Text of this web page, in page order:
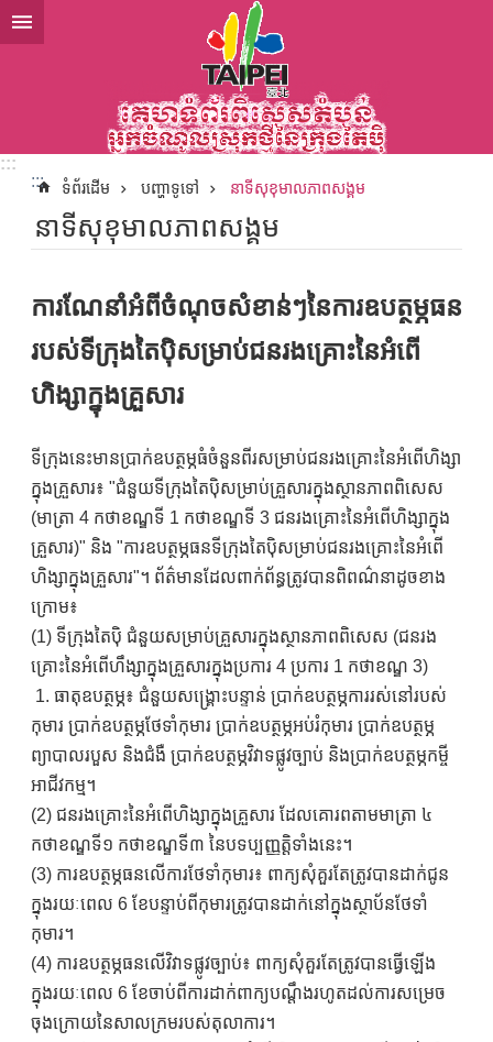
ទៅកាន់មាតិកាប្លុកមាតិកាសំខាន់
:::
:::
ទំព័រដើម បញ្ហាទូទៅ នាទីសុខុមាលភាពសង្គម
នាទីសុខុមាលភាពសង្គម
ការណែនាំអំពីចំណុចសំខាន់ៗនៃការឧបត្ថម្ភធន
របស់ទីក្រុងតៃប៉ិសម្រាប់ជនរងគ្រោះនៃអំពើ
ហិង្សាក្នុងគ្រួសារ
ទីក្រុងនេះមានប្រាក់ឧបត្ថម្ភធំចំនួនពីរសម្រាប់ជនរងគ្រោះនៃអំពើហិង្សា
ក្នុងគ្រួសារ៖ "ជំនួយទីក្រុងតៃប៉ិសម្រាប់គ្រួសារក្នុងស្ថានភាពពិសេស
(មាត្រា 4 កថាខណ្ឌទី 1 កថាខណ្ឌទី 3 ជនរងគ្រោះនៃអំពើហិង្សាក្នុង
គ្រួសារ)" និង "ការឧបត្ថម្ភធនទីក្រុងតៃប៉ិសម្រាប់ជនរងគ្រោះនៃអំពើ
ហិង្សាក្នុងគ្រួសារ"។ ព័ត៌មានដែលពាក់ព័ន្ធត្រូវបានពិពណ៌នាដូចខាង
ក្រោម៖
(1) ទីក្រុងតៃប៉ិ ជំនួយសម្រាប់គ្រួសារក្នុងស្ថានភាពពិសេស (ជនរង
គ្រោះនៃអំពើហឹង្សាក្នុងគ្រួសារក្នុងប្រការ 4 ប្រការ 1 កថាខណ្ឌ 3)
1. ធាតុឧបត្ថម្ភ៖ ជំនួយសង្គ្រោះបន្ទាន់ ប្រាក់ឧបត្ថម្ភការរស់នៅរបស់
កុមារ ប្រាក់ឧបត្ថម្ភថែទាំកុមារ ប្រាក់ឧបត្ថម្ភអប់រំកុមារ ប្រាក់ឧបត្ថម្ភ
ព្យាបាលរបួស និងជំងឺ ប្រាក់ឧបត្ថម្ភវិវាទផ្លូវច្បាប់ និងប្រាក់ឧបត្ថម្ភកម្ចី
អាជីវកម្ម។
(2) ជនរងគ្រោះនៃអំពើហិង្សាក្នុងគ្រួសារ ដែលគោរពតាមមាត្រា ៤
កថាខណ្ឌទី១ កថាខណ្ឌទី៣ នៃបទប្បញ្ញត្តិទាំងនេះ។
(3) ការឧបត្ថម្ភធនលើការថែទាំកុមារ៖ ពាក្យសុំគួរតែត្រូវបានដាក់ជូន
ក្នុងរយៈពេល 6 ខែបន្ទាប់ពីកុមារត្រូវបានដាក់នៅក្នុងស្ថាប័នថែទាំ
កុមារ។
(4) ការឧបត្ថម្ភធនលើវិវាទផ្លូវច្បាប់៖ ពាក្យសុំគួរតែត្រូវបានធ្វើឡើង
ក្នុងរយៈពេល 6 ខែចាប់ពីការដាក់ពាក្យបណ្តឹងរហូតដល់ការសម្រេច
ចុងក្រោយនៃសាលក្រមរបស់តុលាការ។